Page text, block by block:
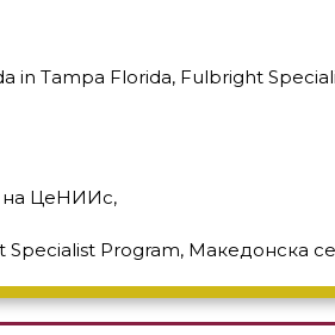
in Tampa Florida, Fulbright
на ЦеНИИс,
Program, Македонска